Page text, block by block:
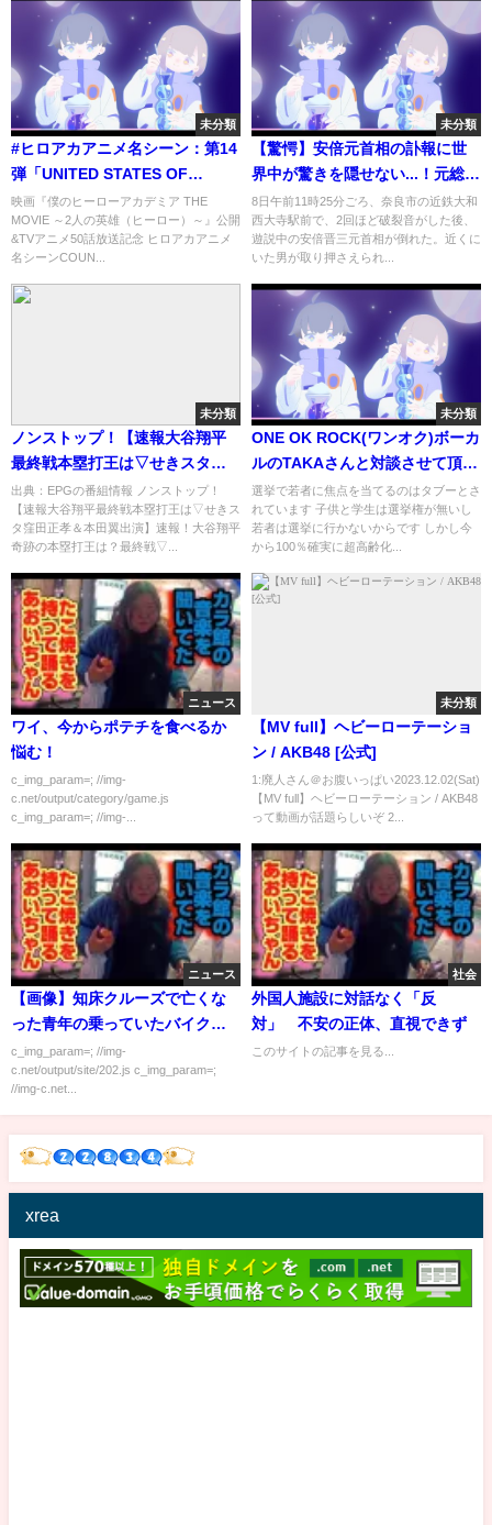
未分類
#ヒロアカアニメ名シーン：第14
弾「UNITED STATES OF
SMASH」（『僕のヒーローアカ
デミア』第49話より）
映画『僕のヒーローアカデミア THE
MOVIE ～2人の英雄（ヒーロー）～』公開
&TVアニメ50話放送記念 ヒロアカアニメ
名シーンCOUN...
未分類
【驚愕】安倍元首相の訃報に世
界中が驚きを隠せない...！元総理
大臣の妻の正体や子供がいない
理由...とんでもない家系に耳を疑
った...！！
8日午前11時25分ごろ、奈良市の近鉄大和
西大寺駅前で、2回ほど破裂音がした後、
遊説中の安倍晋三元首相が倒れた。近くに
いた男が取り押さえられ...
未分類
ノンストップ！【速報大谷翔平
最終戦本塁打王は▽せきスタ窪
田正孝＆本田翼出演】[字][デ] …
の番組内容解析まとめ
出典：EPGの番組情報 ノンストップ！
【速報大谷翔平最終戦本塁打王は▽せきス
タ窪田正孝＆本田翼出演】速報！大谷翔平
奇跡の本塁打王は？最終戦▽...
未分類
ONE OK ROCK(ワンオク)ボーカ
ルのTAKAさんと対談させて頂き
ました
選挙で若者に焦点を当てるのはタブーとさ
れています 子供と学生は選挙権が無いし
若者は選挙に行かないからです しかし今
から100％確実に超高齢化...
ニュース
ワイ、今からポテチを食べるか
悩む！
c_img_param=; //img-
c.net/output/category/game.js
c_img_param=; //img-...
未分類
【MV full】ヘビーローテーショ
ン / AKB48 [公式]
1:廃人さん＠お腹いっぱい2023.12.02(Sat)
【MV full】ヘビーローテーション / AKB48
って動画が話題らしいぞ 2...
ニュース
【画像】知床クルーズで亡くな
った青年の乗っていたバイク…
c_img_param=; //img-
c.net/output/site/202.js c_img_param=;
//img-c.net...
社会
外国人施設に対話なく「反
対」 不安の正体、直視できず
このサイトの記事を見る...
xrea